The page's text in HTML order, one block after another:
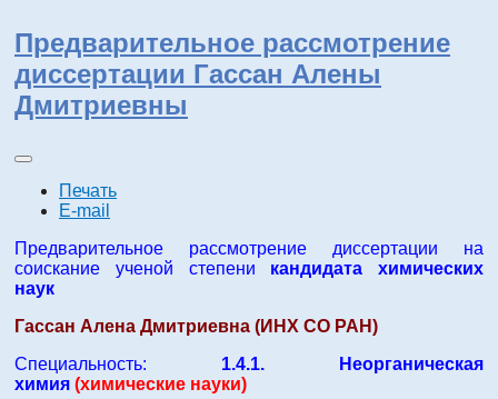
Предварительное рассмотрение
диссертации Гассан Алены
Дмитриевны
Печать
E-mail
Предварительное рассмотрение диссертации на
соискание ученой степени кандидата химических
наук
Гассан Алена Дмитриевна (ИНХ СО РАН)
Специальность: 1.4.1. Неорганическая
химия (химические науки)